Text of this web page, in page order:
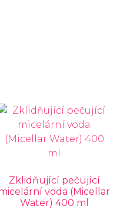
Zklidňující pečující
voda (Micellar
Water) 400 ml